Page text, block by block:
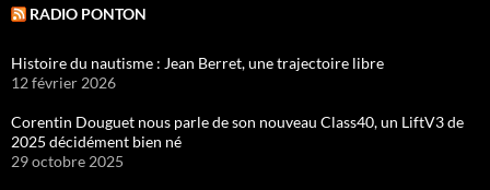
RADIO PONTON
Histoire du nautisme : Jean Berret, une trajectoire libre
12 février 2026
Corentin Douguet nous parle de son nouveau Class40, un LiftV3 de
2025 décidément bien né
29 octobre 2025